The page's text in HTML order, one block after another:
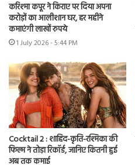
करिश्मा कपूर ने किराए पर दिया अपना
करोड़ों का आलीशान घर, हर महीने
कमाएंगी लाखों रुपये
1 July 2026 - 5:44 PM
Cocktail 2 : शाहिद-कृति-रश्मिका की
फिल्म ने तोड़ा रिकॉर्ड, जानिए कितनी हुई
अब तक कमाई